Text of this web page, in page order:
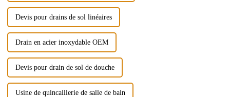
Devis pour drains de sol linéaires
Drain en acier inoxydable OEM
Devis pour drain de sol de douche
Usine de quincaillerie de salle de bain